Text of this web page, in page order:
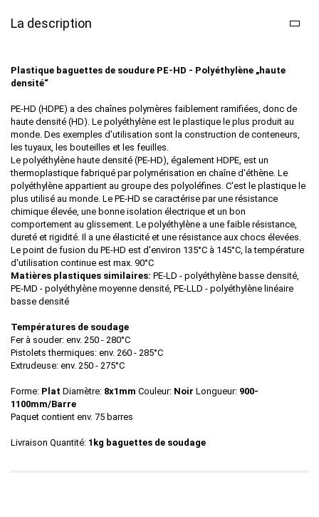
La description
Plastique baguettes de soudure PE-HD - Polyéthylène „haute
densité“
PE-HD (HDPE) a des chaînes polymères faiblement ramifiées, donc de
haute densité (HD). Le polyéthylène est le plastique le plus produit au
monde. Des exemples d'utilisation sont la construction de conteneurs,
les tuyaux, les bouteilles et les feuilles.
Le polyéthylène haute densité (PE-HD), également HDPE, est un
thermoplastique fabriqué par polymérisation en chaîne d'éthène. Le
polyéthylène appartient au groupe des polyoléfines. C'est le plastique le
plus utilisé au monde. Le PE-HD se caractérise par une résistance
chimique élevée, une bonne isolation électrique et un bon
comportement au glissement. Le polyéthylène a une faible résistance,
dureté et rigidité. Il a une élasticité et une résistance aux chocs élevées.
Le point de fusion du PE-HD est d'environ 135°C à 145°C, la température
d'utilisation continue est max. 90°C
Matières plastiques similaires: PE-LD - polyéthylène basse densité,
PE-MD - polyéthylène moyenne densité, PE-LLD - polyéthylène linéaire
basse densité
Températures de soudage
Fer à souder: env. 250 - 280°C
Pistolets thermiques: env. 260 - 285°C
Extrudeuse: env. 250 - 275°C
Forme: Plat Diamètre: 8x1mm Couleur: Noir Longueur: 900-
1100mm/Barre
Paquet contient env. 75 barres
Livraison Quantité: 1kg baguettes de soudage